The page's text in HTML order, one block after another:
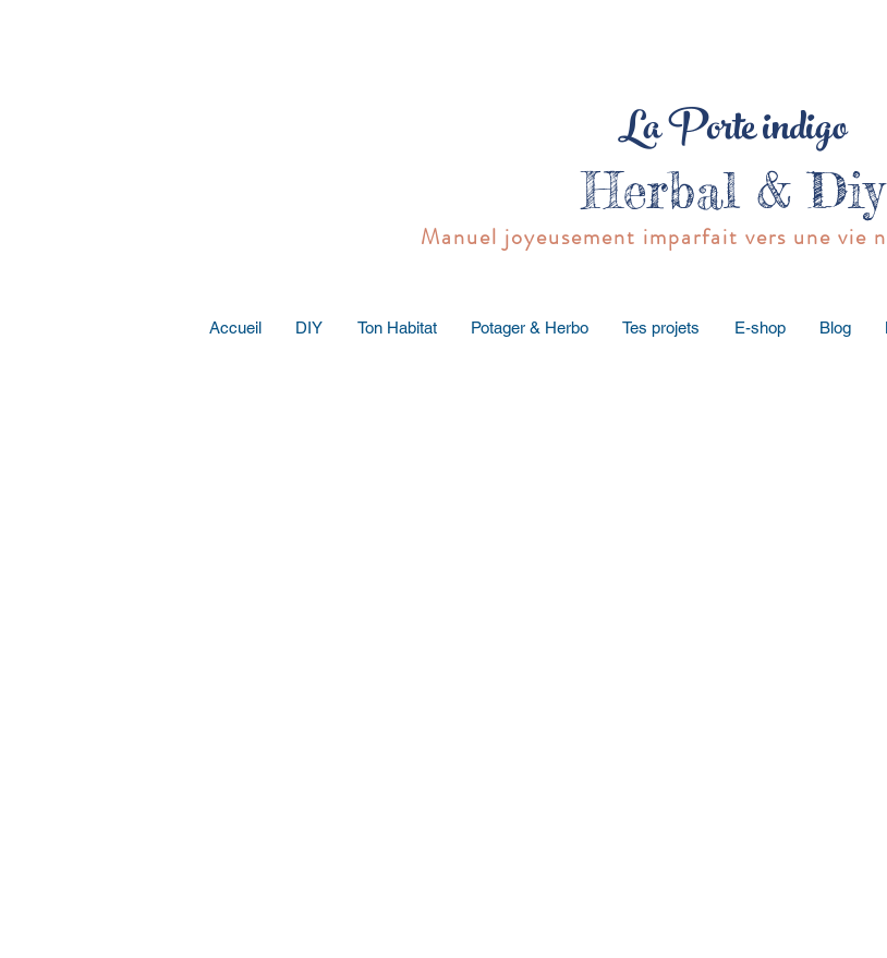
La Porte indigo
Herbal & Diy
Manuel joyeusement imparfait vers une vie
Accueil DIY Ton Habitat Potager & Herbo Tes projets E-shop Blog